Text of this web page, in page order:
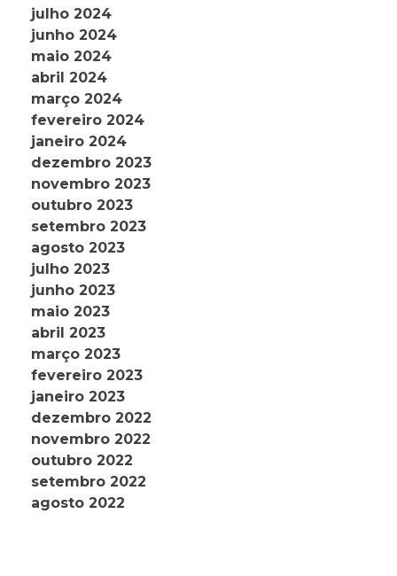
julho 2024
junho 2024
maio 2024
abril 2024
março 2024
fevereiro 2024
janeiro 2024
dezembro 2023
novembro 2023
outubro 2023
setembro 2023
agosto 2023
julho 2023
junho 2023
maio 2023
abril 2023
março 2023
fevereiro 2023
janeiro 2023
dezembro 2022
novembro 2022
outubro 2022
setembro 2022
agosto 2022